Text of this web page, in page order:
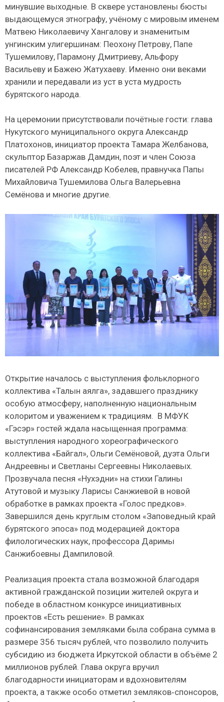
минувшие выходные. В сквере установлены бюсты
выдающемуся этнографу, учёному с мировым именем
Матвею Николаевичу Хангалову и знаменитым
унгинским улигершинам: Пеохону Петрову, Папе
Тушемилову, Парамону Дмитриеву, Альфору
Васильеву и Бажею Жатухаеву. Именно они веками
хранили и передавали из уст в уста мудрость
бурятского народа.
На церемонии присутствовали почётные гости: глава
Нукутского муниципального округа Александр
Платохонов, инициатор проекта Тамара Желбанова,
скульптор Базаржав Дамдин, поэт и член Союза
писателей РФ Александр Кобелев, правнучка Папы
Михайловича Тушемилова Ольга Валерьевна
Семёнова и многие другие.
Открытие началось с выступления фольклорного
коллектива «Талын аялга», задавшего празднику
особую атмосферу, наполненную национальным
колоритом и уважением к традициям. В МФУК
«Гэсэр» гостей ждала насыщенная программа:
выступления народного хореографического
коллектива «Байгал», Ольги Семёновой, дуэта Ольги
Андреевны и Светланы Сергеевны Николаевых.
Прозвучала песня «Нухэдни» на стихи Галины
Атутовой и музыку Ларисы Санжиевой в новой
обработке в рамках проекта «Голос предков».
Завершился день круглым столом «Заповедный край
бурятского эпоса» под модерацией доктора
филологических наук, профессора Даримы
Санжибоевны Дампиловой.
Реализация проекта стала возможной благодаря
активной гражданской позиции жителей округа и
победе в областном конкурсе инициативных
проектов «Есть решение». В рамках
софинансирования земляками была собрана сумма в
размере 356 тысяч рублей, что позволило получить
субсидию из бюджета Иркутской области в объёме 2
миллионов рублей. Глава округа вручил
благодарности инициаторам и вдохновителям
проекта, а также особо отметил земляков‑спонсоров,